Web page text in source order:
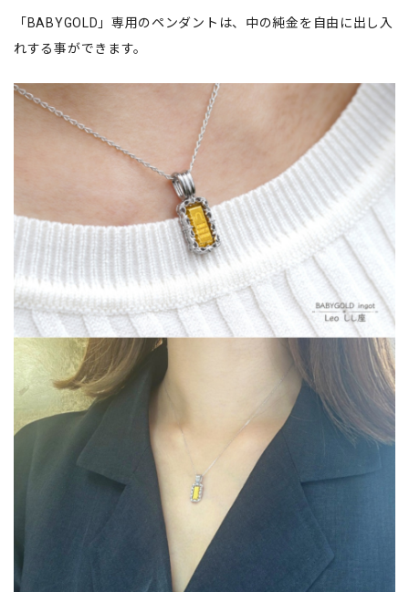
「BABYGOLD」専用のペンダントは、中の純金を自由に出し入
れする事ができます。